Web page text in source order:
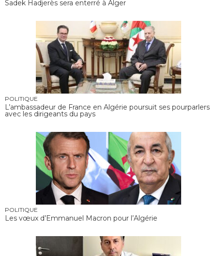
Sadek Hadjerès sera enterré à Alger
POLITIQUE
L’ambassadeur de France en Algérie poursuit ses pourparlers
avec les dirigeants du pays
POLITIQUE
Les vœux d’Emmanuel Macron pour l’Algérie